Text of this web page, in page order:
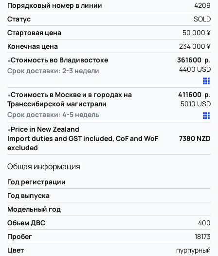
Порядковый номер в линии
4209
Статус
SOLD
Стартовая цена
50 000 ¥
Конечная цена
234 000 ¥
∗Стоимость во Владивостоке
Срок доставки: 2-3 недели
361600 р.
4400 USD
∗Стоимость в Москве и в городах на
Транссибирской магистрали
Срок доставки: 4-5 недель
411600 р.
5010 USD
∗Price in New Zealand
Import duties and GST included, CoF and WoF
excluded
7380 NZD
Общая информация
Год регистрации
Год выпуска
Модельный год
Объем ДВС
400
Пробег
18173
Цвет
пурпурный